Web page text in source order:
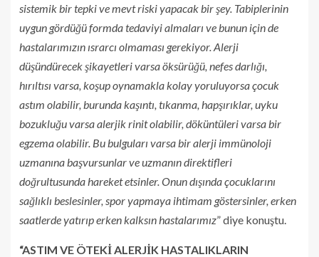
sistemik bir tepki ve mevt riski yapacak bir şey. Tabiplerinin
uygun gördüğü formda tedaviyi almaları ve bunun için de
hastalarımızın ısrarcı olmaması gerekiyor. Alerji
düşündürecek şikayetleri varsa öksürüğü, nefes darlığı,
hırıltısı varsa, koşup oynamakla kolay yoruluyorsa çocuk
astım olabilir, burunda kaşıntı, tıkanma, hapşırıklar, uyku
bozukluğu varsa alerjik rinit olabilir, döküntüleri varsa bir
egzema olabilir. Bu bulguları varsa bir alerji immünoloji
uzmanına başvursunlar ve uzmanın direktifleri
doğrultusunda hareket etsinler. Onun dışında çocuklarını
sağlıklı beslesinler, spor yapmaya ihtimam göstersinler, erken
saatlerde yatırıp erken kalksın hastalarımız” diye konuştu.
“ASTIM VE ÖTEKİ ALERJİK HASTALIKLARIN